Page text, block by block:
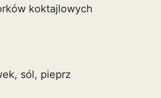
koktajlowych
sól, pieprz